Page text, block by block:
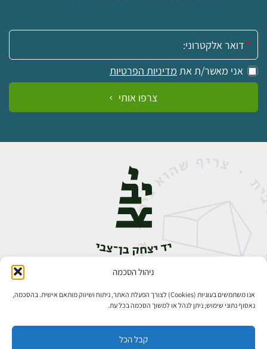
ניהול הסכמה
אנו משתמשים בעוגיות (Cookies) לצורך הפעלת האתר, ניתוח ושיווק מותאם אישית. בהסכמה,
נאסוף נתוני שימוש; ניתן לנהל או למשוך הסכמה בכל עת.
קבל הכל
אימייל:
אני מאשר/ת את מדיניות הפרטיות
צרפו אותי
אבן גבירול 14, רחביה, ירושלים